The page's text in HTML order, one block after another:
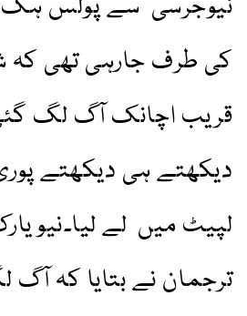
نیوجرسی سے پولس ہک
قریب اچانک آگ لگ
دیکھتے ہی دیکھتے
لپیٹ میں لے لیا۔نیو
ترجمان نے بتایا کہ